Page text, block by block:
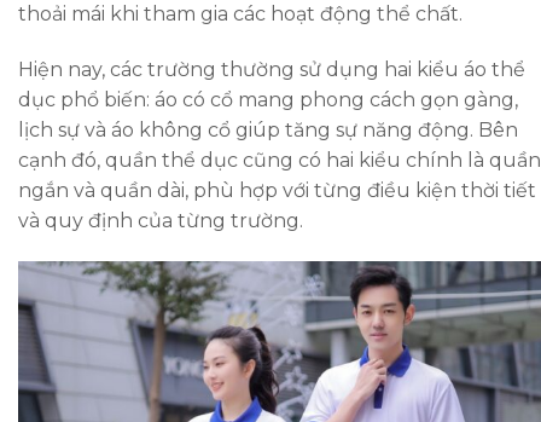
thoải mái khi tham gia các hoạt động thể chất.
Hiện nay, các trường thường sử dụng hai kiểu áo thể
dục phổ biến: áo có cổ mang phong cách gọn gàng,
lịch sự và áo không cổ giúp tăng sự năng động. Bên
cạnh đó, quần thể dục cũng có hai kiểu chính là quần
ngắn và quần dài, phù hợp với từng điều kiện thời tiết
và quy định của từng trường.